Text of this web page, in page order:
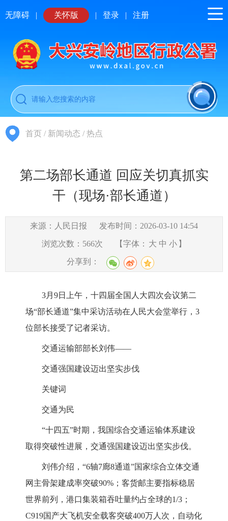
无障碍 | 关怀版 | 登录 | 注册
首页 / 新闻动态 /热点
第二场部长通道 回应关切真抓实
干（现场·部长通道）
来源：人民日报 发布时间：2026-03-10 14:54
浏览次数： 566次 【字体： 大 中 小 】
分享到：
3月9日上午，十四届全国人大四次会议第二
场“部长通道”集中采访活动在人民大会堂举行，3
位部长接受了记者采访。
交通运输部部长刘伟——
交通强国建设迈出坚实步伐
关键词
交通为民
“十四五”时期，我国综合交通运输体系建设
取得突破性进展，交通强国建设迈出坚实步伐。
刘伟介绍，“6轴7廊8通道”国家综合立体交通
网主骨架建成率突破90%；客货邮主要指标稳居
世界前列，港口集装箱吞吐量约占全球的1/3；
C919国产大飞机安全载客突破400万人次，自动化